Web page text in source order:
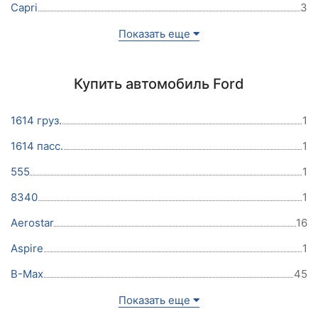
Capri
3
Показать еще
Купить автомобиль Ford
1614 груз.
1
1614 пасс.
1
555
1
8340
1
Aerostar
16
Aspire
1
B-Max
45
Показать еще